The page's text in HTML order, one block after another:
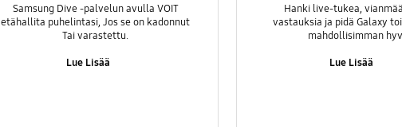
Samsung Dive -palvelun avulla VOIT
etähallita puhelintasi, Jos se on kadonnut
Tai varastettu.
Lue Lisää
Hanki live-tukea,
vastauksia ja pidä Galaxy
mahdollisimman
Lue Lisää